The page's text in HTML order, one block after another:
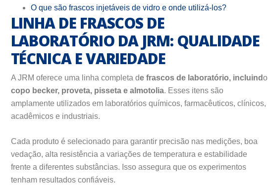
O que são frascos injetáveis de vidro e onde utilizá-los?
LINHA DE FRASCOS DE
LABORATÓRIO DA JRM: QUALIDADE
TÉCNICA E VARIEDADE
A JRM oferece uma linha completa de frascos de laboratório, incluindo
copo becker, proveta, pisseta e almotolia. Esses itens são
amplamente utilizados em laboratórios químicos, farmacêuticos, clínicos,
acadêmicos e industriais.
Cada produto é selecionado para garantir precisão nas medições, boa
vedação, alta resistência a variações de temperatura e estabilidade
frente a diferentes substâncias. Isso assegura que os experimentos
tenham resultados confiáveis.